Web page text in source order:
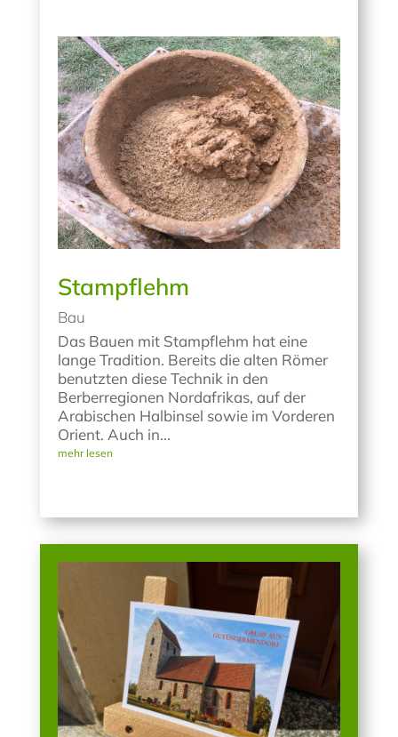
Stampflehm
Bau
Das Bauen mit Stampflehm hat eine
lange Tradition. Bereits die alten Römer
benutzten diese Technik in den
Berberregionen Nordafrikas, auf der
Arabischen Halbinsel sowie im Vorderen
Orient. Auch in...
mehr lesen